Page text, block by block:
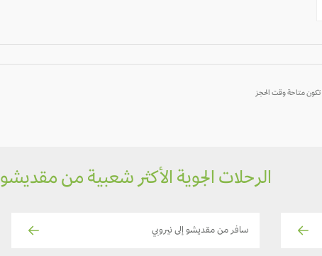
الرحلات الجوية الأكثر شعبية من مقديشو
سافر من مقديشو إلى نيروبي